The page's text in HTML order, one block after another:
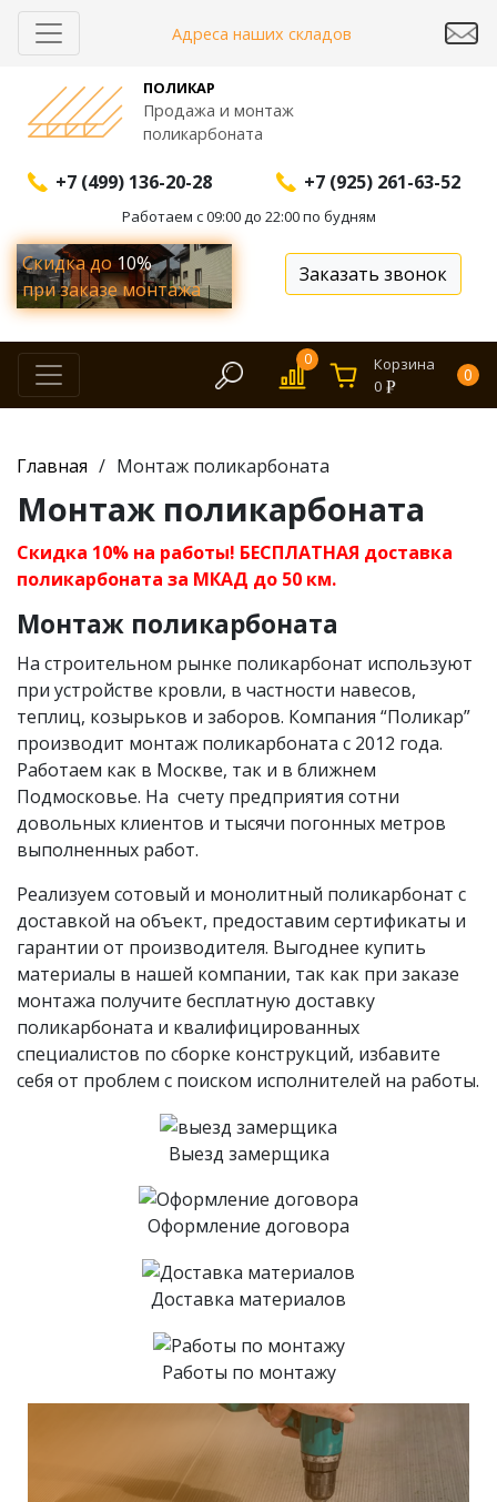
Адреса наших складов
ПОЛИКАР
Продажа и монтаж
поликарбоната
+7 (499) 136-20-28 +7 (925) 261-63-52
Работаем с 09:00 до 22:00 по будням
Скидка до10%
при заказе монтажа
Заказать звонок
0
Корзина
0
0
Главная Монтаж поликарбоната
Монтаж поликарбоната
Скидка 10% на работы! БЕСПЛАТНАЯ доставка
поликарбоната за МКАД до 50 км.
Монтаж поликарбоната
На строительном рынке поликарбонат используют
при устройстве кровли, в частности навесов,
теплиц, козырьков и заборов. Компания “Поликар”
производит монтаж поликарбоната с 2012 года.
Работаем как в Москве, так и в ближнем
Подмосковье. На счету предприятия сотни
довольных клиентов и тысячи погонных метров
выполненных работ.
Реализуем сотовый и монолитный поликарбонат с
доставкой на объект, предоставим сертификаты и
гарантии от производителя. Выгоднее купить
материалы в нашей компании, так как при заказе
монтажа получите бесплатную доставку
поликарбоната и квалифицированных
специалистов по сборке конструкций, избавите
себя от проблем с поиском исполнителей на работы.
Выезд замерщика
Оформление договора
Доставка материалов
Работы по монтажу